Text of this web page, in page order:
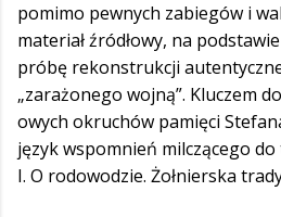
pomimo pewnych zabiegów i
materiał źródłowy, na
próbę rekonstrukcji
„zarażonego wojną”. Kluczem
owych okruchów pamięci
język wspomnień milczącego do
I. O rodowodzie. Żołnierska